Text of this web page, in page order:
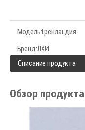
Модель:Гренландия
Бренд:ЛХИ
Описание продукта
Обзор продукта